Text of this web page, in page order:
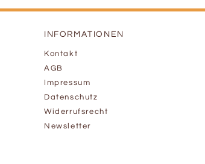
INFORMATIONEN
Kontakt
AGB
Impressum
Datenschutz
Widerrufsrecht
Newsletter